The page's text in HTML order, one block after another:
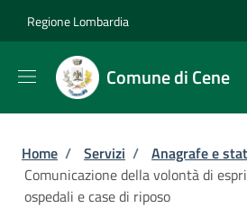
Regione Lombardia
Comune di Cene
Briciole di pane
Home / Servizi / Anagrafe e
Comunicazione della volontà di
ospedali e case di riposo